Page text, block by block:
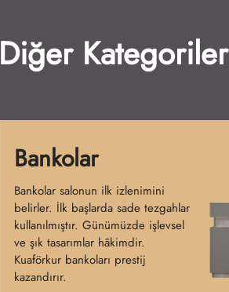
Diğer Kategoriler
Yıkama Koltukları
Yıkama koltukları salonların olmazsa
olmazıdır. Başlangıçta tek parça
modeller üretilmiştir. Günümüzde
konfor ve tasarım birleşmiştir.
Kuaförkur koltukları şıklık ve rahatlık
sağlar.